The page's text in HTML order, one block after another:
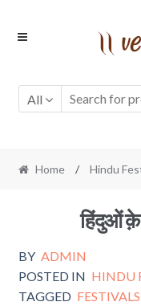
Skip
Skip
All
Home / Hindu
हिंदुओं क़े
BY ADMIN
POSTED IN HINDU
TAGGED FESTIVALS